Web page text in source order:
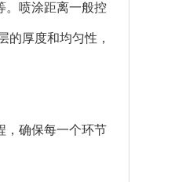
。喷涂距离一般控
的厚度和均匀性，
，确保每一个环节